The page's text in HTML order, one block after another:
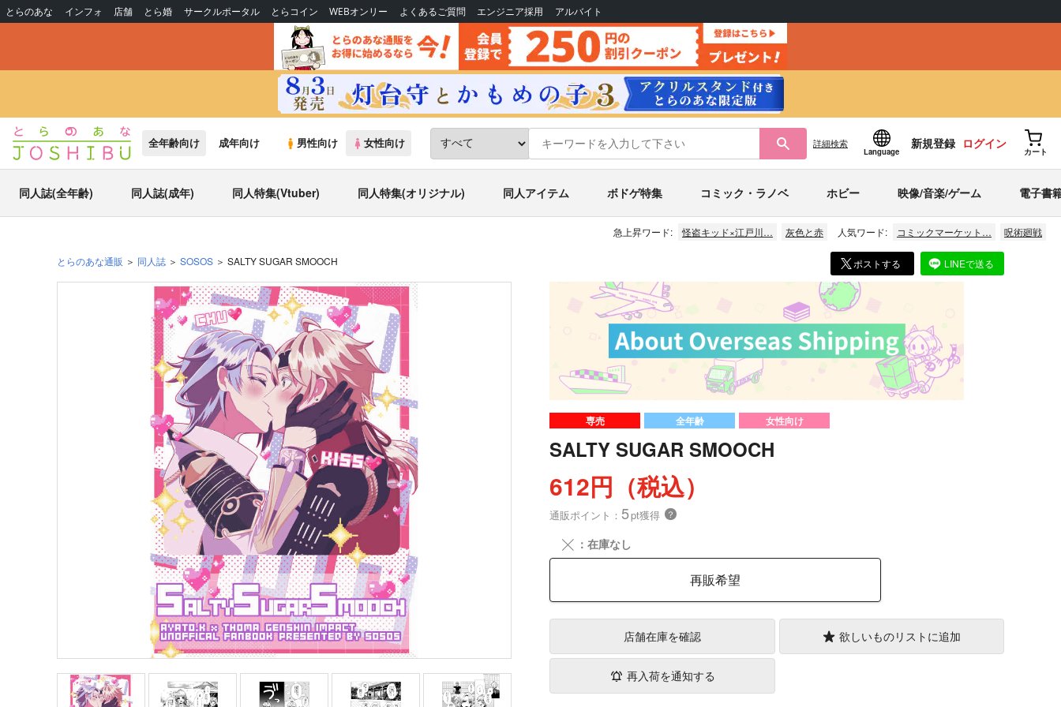
とらのあな インフォ 店舗 とら婚 サークルポータル とらコイン WEBオンリー よくあるご質問 エンジニア採用 アルバイト
全年齢向け 成年向け 男性向け 女性向け 詳細検索
Language
新規登録 ログイン
カート
同人誌(全年齢) 同人誌(成年) 同人特集(Vtuber) 同人特集(オリジナル) 同人アイテム ボドゲ特集 コミック・ラノベ ホビー 映像/音楽/ゲーム 電子書
急上昇ワード: 怪盗キッド×江戸川… 灰色と赤 人気ワード: コミックマーケット… 呪術廻戦
とらのあな通販 同人誌 SOSOS SALTY SUGAR SMOOCH ポストする LINEで送る
専売 全年齢 女性向け
SALTY SUGAR SMOOCH
612円（税込）
通販ポイント： 5pt獲得 ？
╳ ：在庫なし
再販希望
店舗在庫を確認 欲しいものリストに追加
再入荷を通知する